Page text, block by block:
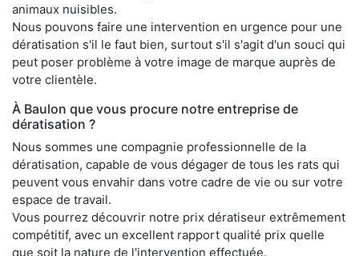
animaux nuisibles.
Nous pouvons faire une intervention en urgence pour une
dératisation s'il le faut bien, surtout s'il s'agit d'un souci qui
peut poser problème à votre image de marque auprès de
votre clientèle.
À Baulon que vous procure notre entreprise de
dératisation ?
Nous sommes une compagnie professionnelle de la
dératisation, capable de vous dégager de tous les rats qui
peuvent vous envahir dans votre cadre de vie ou sur votre
espace de travail.
Vous pourrez découvrir notre prix dératiseur extrêmement
compétitif, avec un excellent rapport qualité prix quelle
que soit la nature de l'intervention effectuée.